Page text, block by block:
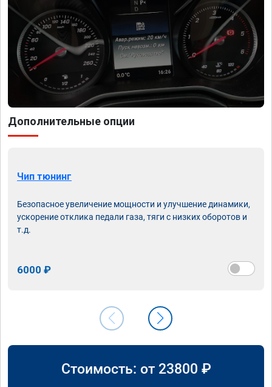
Дополнительные опции
Чип тюнинг
Безопасное увеличение мощности и улучшение динамики,
ускорение отклика педали газа, тяги с низких оборотов и
т.д.
6000 ₽
Стоимость: от 23800 ₽